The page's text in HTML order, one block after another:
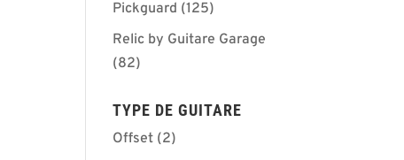
Pickguard (125)
Relic by Guitare Garage
(82)
TYPE DE GUITARE
Offset (2)